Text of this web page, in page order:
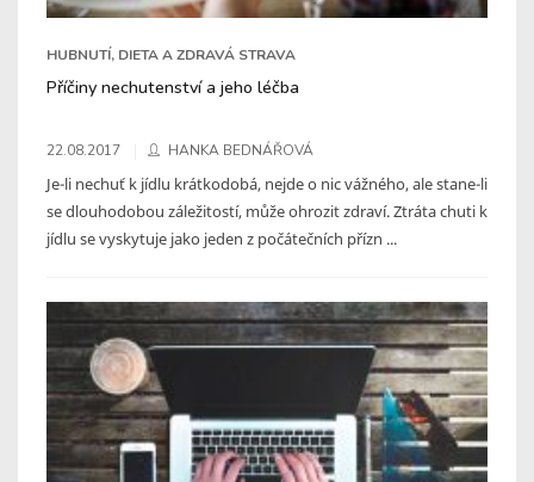
HUBNUTÍ, DIETA A ZDRAVÁ STRAVA
Příčiny nechutenství a jeho léčba
22.08.2017 HANKA BEDNÁŘOVÁ
Je-li nechuť k jídlu krátkodobá, nejde o nic vážného, ale stane-li
se dlouhodobou záležitostí, může ohrozit zdraví. Ztráta chuti k
jídlu se vyskytuje jako jeden z počátečních přízn ...